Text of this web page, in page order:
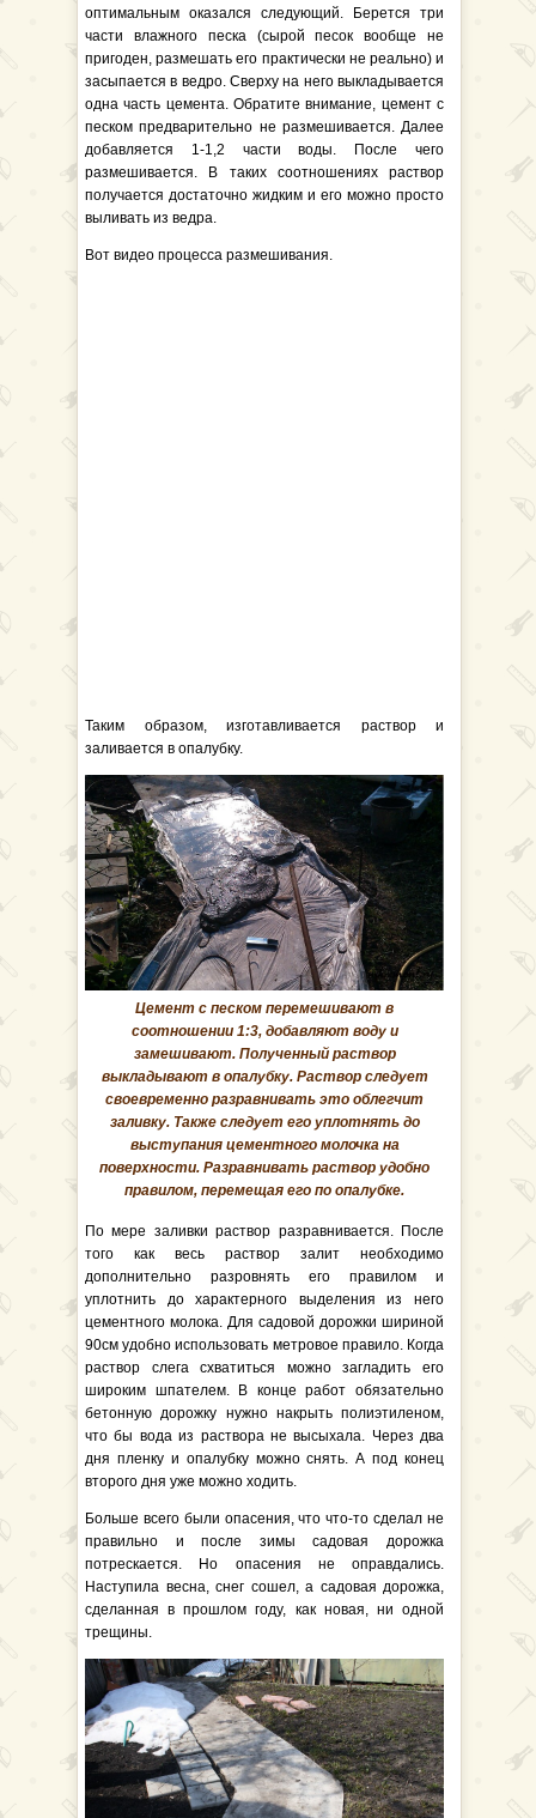
оптимальным оказался следующий. Берется три
части влажного песка (сырой песок вообще не
пригоден, размешать его практически не реально) и
засыпается в ведро. Сверху на него выкладывается
одна часть цемента. Обратите внимание, цемент с
песком предварительно не размешивается. Далее
добавляется 1-1,2 части воды. После чего
размешивается. В таких соотношениях раствор
получается достаточно жидким и его можно просто
выливать из ведра.
Вот видео процесса размешивания.
Таким образом, изготавливается раствор и
заливается в опалубку.
Цемент с песком перемешивают в
соотношении 1:3, добавляют воду и
замешивают. Полученный раствор
выкладывают в опалубку. Раствор следует
своевременно разравнивать это облегчит
заливку. Также следует его уплотнять до
выступания цементного молочка на
поверхности. Разравнивать раствор удобно
правилом, перемещая его по опалубке.
По мере заливки раствор разравнивается. После
того как весь раствор залит необходимо
дополнительно разровнять его правилом и
уплотнить до характерного выделения из него
цементного молока. Для садовой дорожки шириной
90см удобно использовать метровое правило. Когда
раствор слега схватиться можно загладить его
широким шпателем. В конце работ обязательно
бетонную дорожку нужно накрыть полиэтиленом,
что бы вода из раствора не высыхала. Через два
дня пленку и опалубку можно снять. А под конец
второго дня уже можно ходить.
Больше всего были опасения, что что-то сделал не
правильно и после зимы садовая дорожка
потрескается. Но опасения не оправдались.
Наступила весна, снег сошел, а садовая дорожка,
сделанная в прошлом году, как новая, ни одной
трещины.